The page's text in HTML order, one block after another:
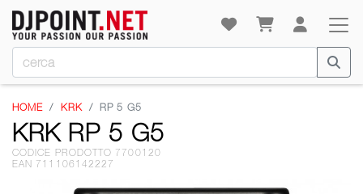
HOME KRK RP 5 G5
KRK RP 5 G5
CODICE PRODOTTO 7700120
EAN 711106142227